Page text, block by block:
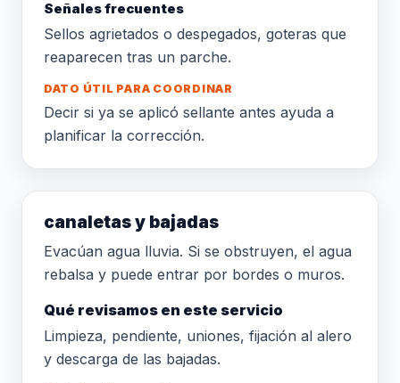
Señales frecuentes
Sellos agrietados o despegados, goteras que
reaparecen tras un parche.
DATO ÚTIL PARA COORDINAR
Decir si ya se aplicó sellante antes ayuda a
planificar la corrección.
canaletas y bajadas
Evacúan agua lluvia. Si se obstruyen, el agua
rebalsa y puede entrar por bordes o muros.
Qué revisamos en este servicio
Limpieza, pendiente, uniones, fijación al alero
y descarga de las bajadas.